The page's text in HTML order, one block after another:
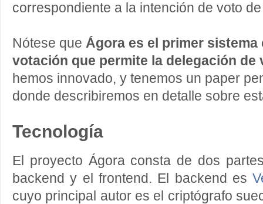
correspondiente a la intención de voto
Nótese que Ágora es el primer
votación que permite la delegación de
hemos innovado, y tenemos un paper
donde describiremos en detalle sobre
Tecnología
El proyecto Ágora consta de dos
backend y el frontend. El backend es
cuyo principal autor es el criptógrafo